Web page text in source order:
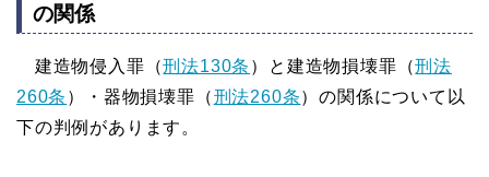
の関係
建造物侵入罪（刑法130条 ）と建造物損壊罪（刑法
260条 ）・器物損壊罪（刑法260条）の関係について以
下の判例があります。